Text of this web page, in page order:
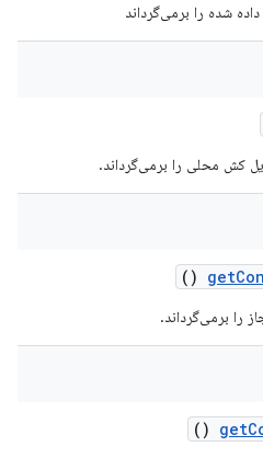
شده را برمی‌گرداند
کش محلی را برمی‌گرداند.
get
()
را برمی‌گرداند.
get
()